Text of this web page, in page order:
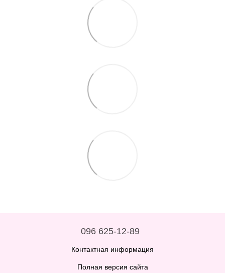
096 625-12-89
Контактная информация
Полная версия сайта